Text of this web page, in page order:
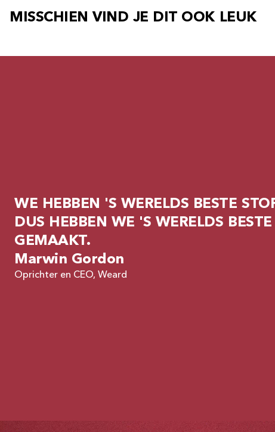
MISSCHIEN VIND JE DIT OOK LEUK
WE HEBBEN 'S WERELDS BESTE
DUS HEBBEN WE 'S WERELDS
GEMAAKT.
Marwin Gordon
Oprichter en CEO, Weard